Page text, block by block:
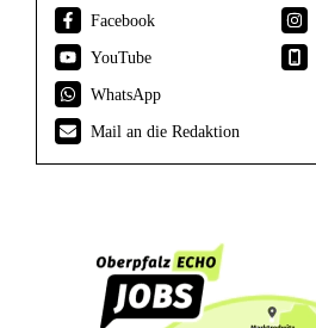
Facebook
YouTube
WhatsApp
Mail an die Redaktion